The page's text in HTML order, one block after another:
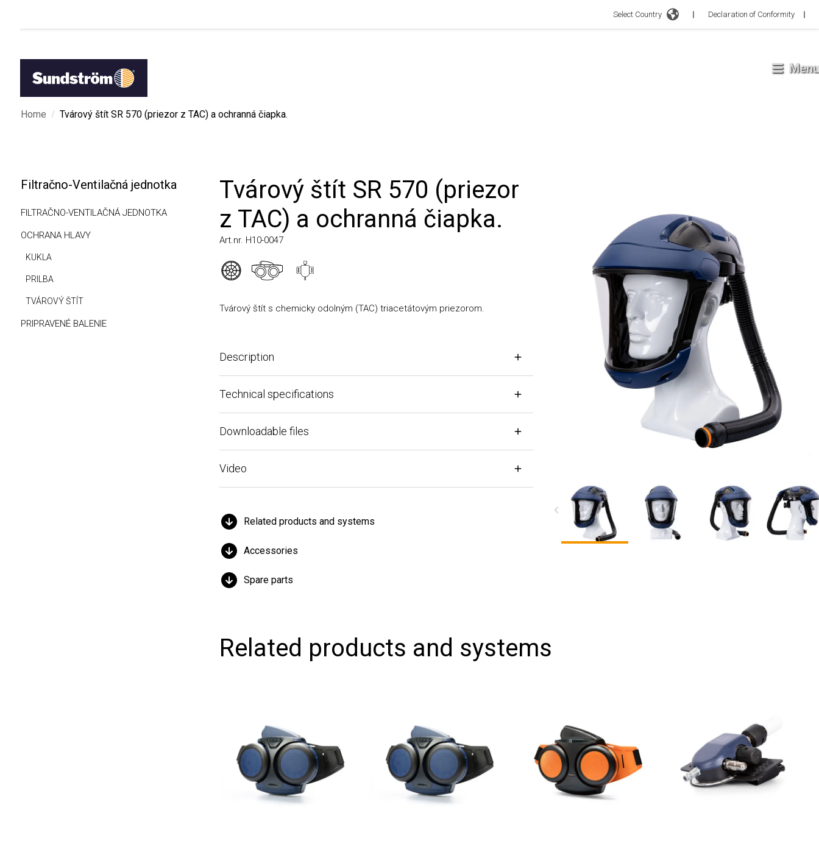
Select Country Declaration of Conformity
Menu
Home / Tvárový štít SR 570 (priezor z TAC) a ochranná čiapka.
Filtračno-Ventilačná jednotka
FILTRAČNO-VENTILAČNÁ JEDNOTKA
OCHRANA HLAVY
KUKLA
PRILBA
TVÁROVÝ ŠTÍT
PRIPRAVENÉ BALENIE
Tvárový štít SR 570 (priezor
z TAC) a ochranná čiapka.
Art.nr. H10-0047
Tvárový štít s chemicky odolným (TAC) triacetátovým priezorom.
Description
Technical specifications
Downloadable files
Video
Related products and systems
Accessories
Spare parts
Related products and systems